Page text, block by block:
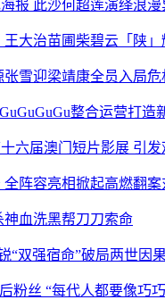
报 此沙何超莲演绎浪
大治苗圃柴碧云「陕
张雪迎梁靖康全员入局
整合运营打造
六届澳门短片影展 引
阵容亮相掀起高燃翻案
神血洗黑帮刀刀索命
“双强宿命”破局两世因
粉丝 “每代人都要像巧